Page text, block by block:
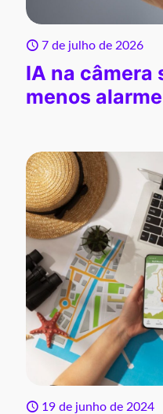
7 de julho de 2026
IA na câmera
menos
19 de junho de 2024